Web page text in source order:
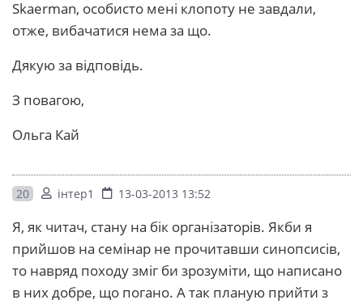
Skaerman, особисто мені клопоту не завдали,
отже, вибачатися нема за що.
Дякую за відповідь.
З повагою,
Ольга Кай
20 інтер1 13-03-2013 13:52
Я, як читач, стану на бік організаторів. Якби я
прийшов на семінар не прочитавши синопсисів,
то навряд походу зміг би зрозуміти, що написано
в них добре, що погано. А так планую прийти з